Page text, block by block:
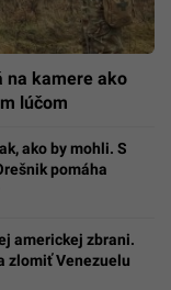
na kamere ako
lúčom
ako by mohli. S
pomáha
americkej zbrani.
zlomiť Venezuelu